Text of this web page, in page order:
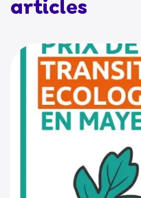
articles